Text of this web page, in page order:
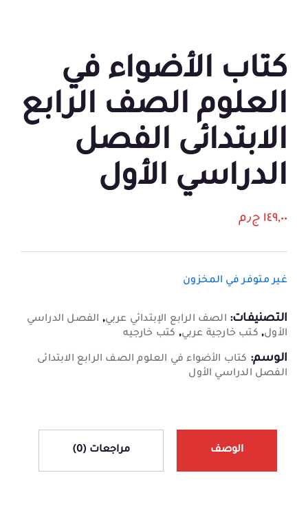
كتاب الأضواء في
العلوم الصف الرابع
الابتدائى الفصل
الدراسي الأول
١٤٩,٠٠ ج٫م
غير متوفر في المخزون
التصنيفات: الصف الرابع الإبتدائي عربي, الفصل الدراسي
الأول, كتب خارجية عربي, كتب خارجيه
الوسم: كتاب الأضواء في العلوم الصف الرابع الابتدائى
الفصل الدراسي الأول
الوصف مراجعات (0)